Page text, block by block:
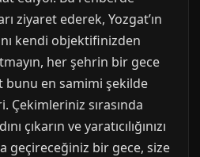
ziyaret ederek, Yozgat’ın
kendi objektifinizden
her şehrin bir gece
bunu en samimi şekilde
Çekimleriniz sırasında
çıkarın ve yaratıcılığınızı
geçireceğiniz bir gece, size